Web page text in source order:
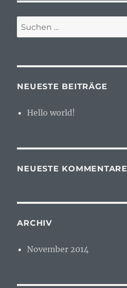
Suchen
nach:
NEUESTE BEITRÄGE
Hello world!
NEUESTE KOMMENTARE
ARCHIV
November 2014